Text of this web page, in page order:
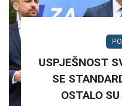
USPJEŠNOST
SE
OSTALO